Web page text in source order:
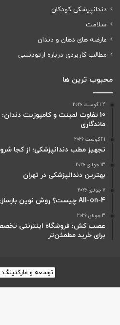
دندانپزشکی کودکان
سلامت
عارضه های دهان و دندان
مطالب کاربردی درباره ارتودنسی
محبوب ترین ها
4 آگوست 2026
10 تفاوت لمینت و کامپوزیت
ماندگاری
1 آگوست 2026
تجهیز مطب دندانپزشکی؛ از کجا
13 جولای 2026
بهترین دندانپزشکی در تهران
7 جولای 2026
All-on-4 چیست؟ روش نوین بازسازی کامل دندان با 4 ایمپلنت
3 جولای 2026
عصب کش؛ فروشگاه اینترنتی
برای خرید مطمئن‌تر
توسعه و مارکتینگ: